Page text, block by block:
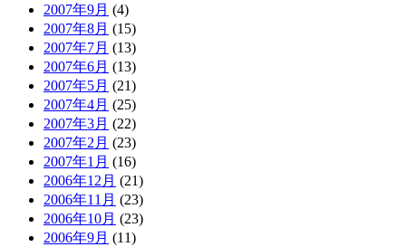
2007年9月 (4)
2007年8月 (15)
2007年7月 (13)
2007年6月 (13)
2007年5月 (21)
2007年4月 (25)
2007年3月 (22)
2007年2月 (23)
2007年1月 (16)
2006年12月 (21)
2006年11月 (23)
2006年10月 (23)
2006年9月 (11)